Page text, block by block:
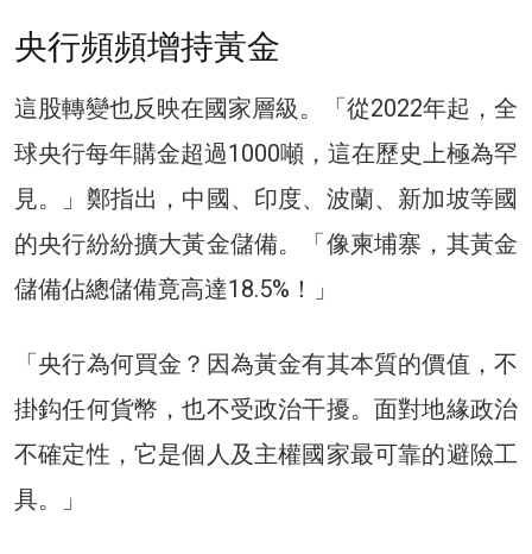
央行頻頻增持黃金
這股轉變也反映在國家層級。「從2022年起，全
球央行每年購金超過1000噸，這在歷史上極為罕
見。」鄭指出，中國、印度、波蘭、新加坡等國
的央行紛紛擴大黃金儲備。「像柬埔寨，其黃金
儲備佔總儲備竟高達18.5%！」
「央行為何買金？因為黃金有其本質的價值，不
掛鈎任何貨幣，也不受政治干擾。面對地緣政治
不確定性，它是個人及主權國家最可靠的避險工
具。」